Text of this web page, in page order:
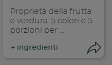
Proprietà della frutta
e verdura: 5 colori e 5
porzioni per ...
+ ingredienti